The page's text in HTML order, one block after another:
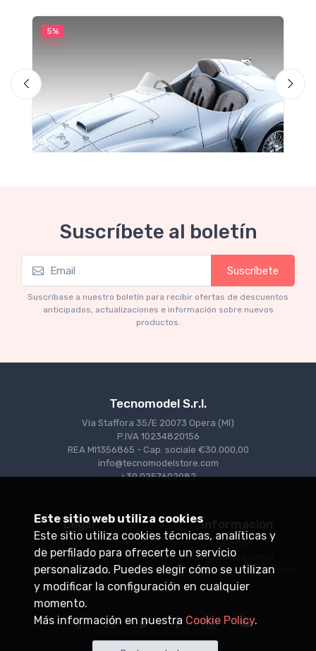
5%
Ferrari 166 MM Abarth Metallic Silver Press
Version 1953 scala 1/18
Suscríbete al boletín
Suscríbete
Suscríbase a nuestro boletín para recibir ofertas de descuentos
anticipados, actualizaciones e información sobre nuevos
productos.
Tecnomodel S.r.l.
Via Staffora 35/E 20073 Opera (MI)
P.IVA 10234820156
REA MI1356865 - Cap. sociale €30.000,00
info@tecnomodelstore.com
+39 0257602982
Legal
Cookies
Condiciones de venta
Información
Puntos de venta
Conviértase en distribuidor
Este sitio web utiliza cookies
Este sitio utiliza cookies técnicas, analíticas y
de perfilado para ofrecerte un servicio
personalizado. Puedes elegir cómo se utilizan
y modificar la configuración en cualquier
momento.
Más información en nuestra Cookie Policy.